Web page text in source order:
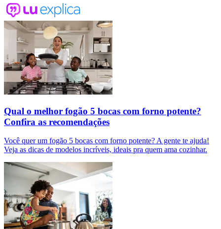
Qual o melhor fogão 5 bocas com forno potente?
Confira as recomendações
Você quer um fogão 5 bocas com forno potente? A gente te ajuda!
Veja as dicas de modelos incríveis, ideais pra quem ama cozinhar.